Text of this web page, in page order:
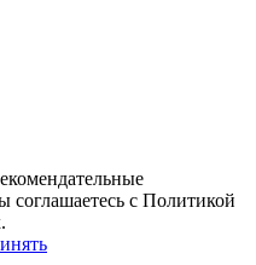
соглашаетесь с Политикой